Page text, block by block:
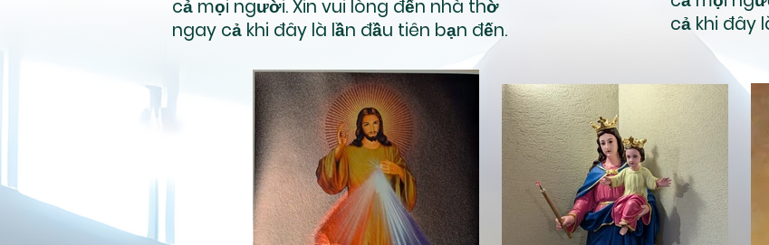
cả mọi người. Xin vui lòng đến nhà thờ
ngay cả khi đây là lần đầu tiên bạn đến.
cả khi đây